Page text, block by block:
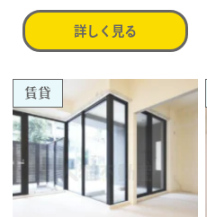
詳しく見る
賃貸